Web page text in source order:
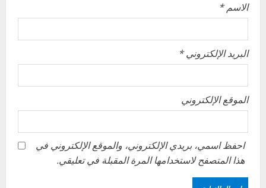
الاسم*
البريد الإلكتروني*
الموقع الإلكتروني
احفظ اسمي، بريدي الإلكتروني، والموقع الإلكتروني في
هذا المتصفح لاستخدامها المرة المقبلة في تعليقي.